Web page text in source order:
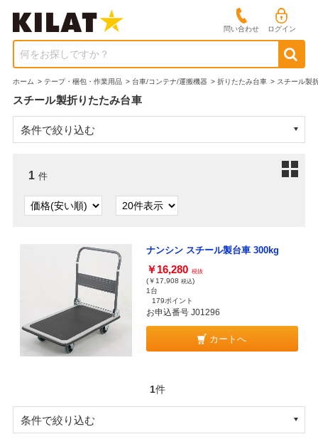
問い合わせ ログイン
何をお探しですか？
ホーム > テープ・梱包・作業用品 > 台車/コンテナ/運搬機器 > 折りたたみ台車 > スチール製
スチール製折りたたみ台車
条件で絞り込む
1 件
ナンシン スチール製台車 300kg
￥16,280 税抜
(￥17,908 税込)
1台
179ポイント
お申込番号 J01296
カートへ
1件
条件で絞り込む